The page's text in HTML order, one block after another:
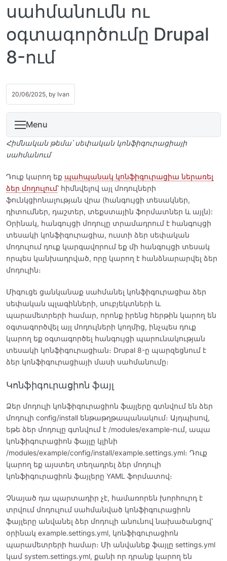
սահմանումն ու
օգտագործումը Drupal
8-ում
20/06/2025, by Ivan
Menu
Հիմնական թեմա՝ սեփական կոնֆիգուրացիայի
սահմանում
Դուք կարող եք պահպանակ կոնֆիգուրացիա ներառել
ձեր մոդուլում՝ հիմնվելով այլ մոդուլների
ֆունկցիոնալության վրա (հանգույցի տեսակներ,
դիտումներ, դաշտեր, տեքստային ֆորմատներ և այլն):
Օրինակ, հանգույցի մոդուլը տրամադրում է հանգույցի
տեսակի կոնֆիգուրացիա, ուստի ձեր սեփական
մոդուլում դուք կարգավորում եք մի հանգույցի տեսակ
որպես կանխադրված, որը կարող է հանձնարարվել ձեր
մոդուլին։
Միգուցե ցանկանաք սահմանել կոնֆիգուրացիա ձեր
սեփական պլագինների, սուբյեկտների և
պարամետրերի համար, որոնք իրենց հերթին կարող են
օգտագործվել այլ մոդուլների կողմից, ինչպես դուք
կարող եք օգտագործել հանգույցի պարունակության
տեսակի կոնֆիգուրացիան։ Drupal 8-ը պարզեցնում է
ձեր կոնֆիգուրացիայի մասի սահմանումը։
Կոնֆիգուրացիոն ֆայլ
Ձեր մոդուլի կոնֆիգուրացիոն ֆայլերը գտնվում են ձեր
մոդուլի config/install ենթաթղթապանակում։ Այդպիսով,
եթե ձեր մոդուլը գտնվում է /modules/example-ում, ապա
կոնֆիգուրացիոն ֆայլը կլինի
/modules/example/config/install/example.settings.yml։ Դուք
կարող եք այստեղ տեղադրել ձեր մոդուլի
կոնֆիգուրացիոն ֆայլերը YAML ֆորմատով։
Չնայած դա պարտադիր չէ, համառորեն խորհուրդ է
տրվում մոդուլում սահմանված կոնֆիգուրացիոն
ֆայլերը անվանել ձեր մոդուլի անունով նախածանցով՝
օրինակ example.settings.yml, կոնֆիգուրացիոն
պարամետրերի համար։ Մի անվանեք ֆայլը settings.yml
կամ system.settings.yml, քանի որ դրանք կարող են